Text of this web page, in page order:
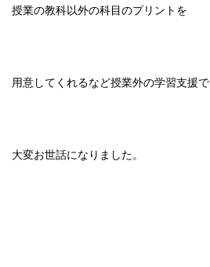
授業の教科以外の科目のプリントを
用意してくれるなど授業外の学習支援で
大変お世話になりました。